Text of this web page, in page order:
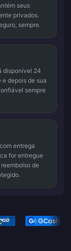
seus
privados.
sempre.
disponível 24
e depois de sua
sempre
entrega
for entregue
de